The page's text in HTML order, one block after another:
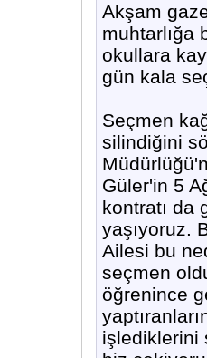
Akşam
muhtarlığa
okullara
gün kala
Seçmen
silindiğini
Güler'in 5
kontratı da
yaşıyoruz.
Ailesi bu
seçmen
öğrenince
işlediklerini